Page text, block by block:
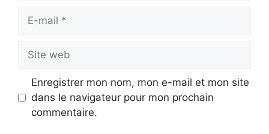
Site
web
Enregistrer mon nom, mon e-mail et mon site
dans le navigateur pour mon prochain
commentaire.